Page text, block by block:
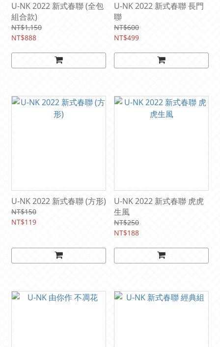
U-NK 2022 新式春聯 (全包
組合款)
NT$1,150
NT$888
U-NK 2022 新式春聯 長門
聯
NT$600
NT$499
U-NK 2022 新式春聯 (方形)
NT$150
NT$119
U-NK 2022 新式春聯 虎虎
生風
NT$250
NT$188